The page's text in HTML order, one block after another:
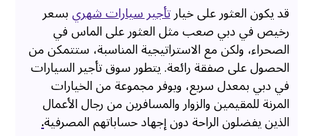
قد يكون العثور على خيارتأجير سيارات شهريبسعر
رخيص في دبي صعب مثل العثور على الماس في
الصحراء، ولكن مع الاستراتيجية المناسبة، ستتمكن من
الحصول على صفقة رائعة. يتطور سوق تأجير السيارات
في دبي بمعدل سريع، ويوفر مجموعة من الخيارات
المرنة للمقيمين والزوار والمسافرين من رجال الأعمال
الذين يفضلون الراحة دون إجهاد حساباتهم المصرفية.